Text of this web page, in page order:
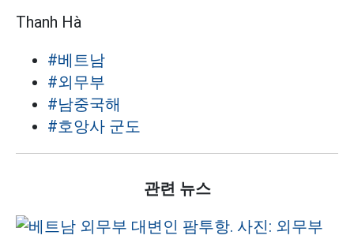
Thanh Hà
#베트남
#외무부
#남중국해
#호앙사 군도
관련 뉴스